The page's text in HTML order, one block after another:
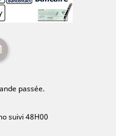
passée.
suivi 48H00